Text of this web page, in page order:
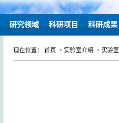
研究领域 科研项目 科研成果
现在位置： 首页 > 实验室介绍 > 实验